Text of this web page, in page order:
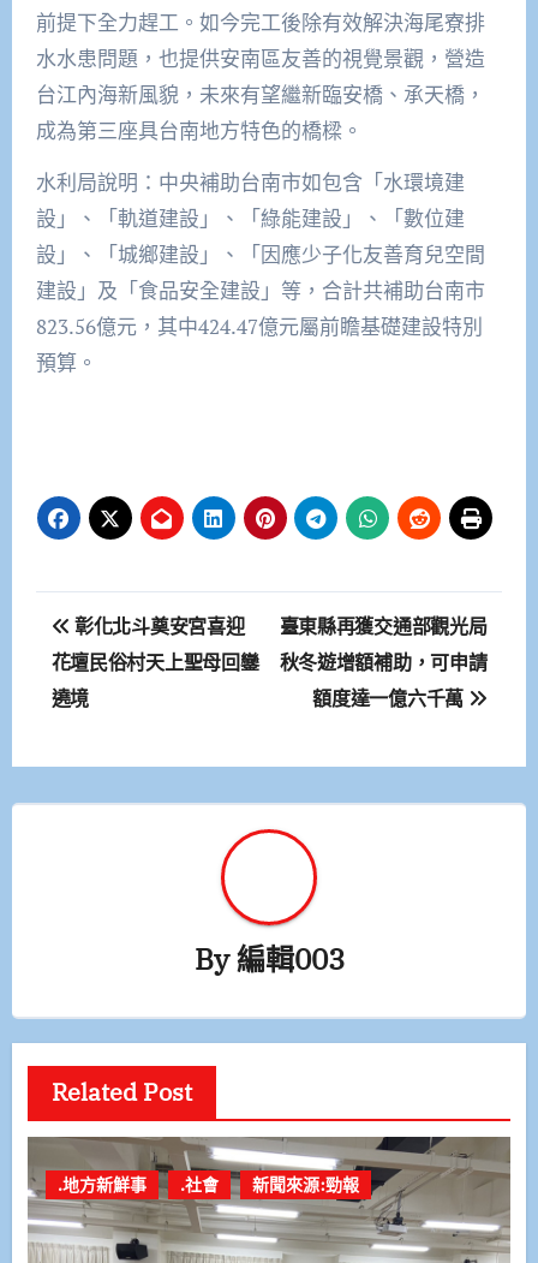
前提下全力趕工。如今完工後除有效解決海尾寮排
水水患問題，也提供安南區友善的視覺景觀，營造
台江內海新風貌，未來有望繼新臨安橋、承天橋，
成為第三座具台南地方特色的橋樑。
水利局說明：中央補助台南市如包含「水環境建
設」、「軌道建設」、「綠能建設」、「數位建
設」、「城鄉建設」、「因應少子化友善育兒空間
建設」及「食品安全建設」等，合計共補助台南市
823.56億元，其中424.47億元屬前瞻基礎建設特別
預算。
文
章
導
覽
彰化北斗奠安宮喜迎
花壇民俗村天上聖母回鑾
遶境
臺東縣再獲交通部觀光局
秋冬遊增額補助，可申請
額度達一億六千萬
By編輯003
Related Post
.地方新鮮事 .社會 新聞來源:勁報